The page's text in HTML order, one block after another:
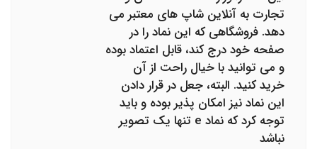
تجارت به آنلاین شاپ های معتبر می
دهد. فروشگاهی که این نماد را در
صفحه خود درج کند، قابل اعتماد بوده
و می توانید با خیال راحت از آن
خرید کنید. البته، جعل در قرار دادن
این نماد نیز امکان پذیر بوده و باید
توجه کرد که نماد e تنها یک تصویر
نباشد